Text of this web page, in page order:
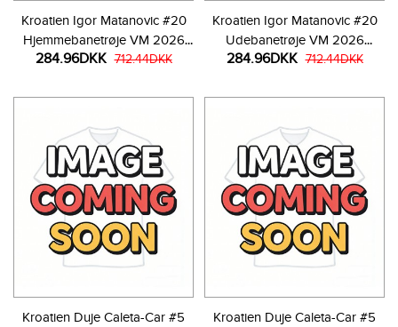
Kroatien Igor Matanovic #20
Hjemmebanetrøje VM 2026
Kortærmet
284.96DKK 712.44DKK
Kroatien Igor Matanovic #20
Udebanetrøje VM 2026
Kortærmet
284.96DKK 712.44DKK
Kroatien Duje Caleta-Car #5
Kroatien Duje Caleta-Car #5